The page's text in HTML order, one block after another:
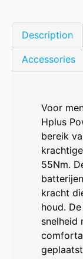
Description
Accessories
Voor
Hplus
bereik
55Nm.
kracht
houd.
snelheid